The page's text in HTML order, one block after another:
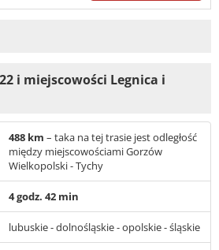
i miejscowości Legnica i
488 km – taka na tej trasie jest odległość
między miejscowościami Gorzów
Wielkopolski - Tychy
4 godz. 42 min
lubuskie - dolnośląskie - opolskie - śląskie